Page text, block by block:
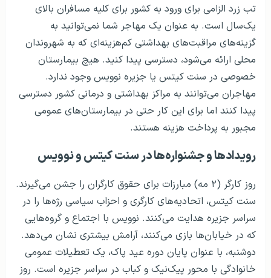
تب زرد الزامی برای ورود به کشور برای کلیه مسافران بالای
یک‌سال است. به عنوان یک مهاجر شما نمی‌توانید به
گزینه‌های مراقبت‌های بهداشتی کم‌هزینه‌ای که به شهروندان
محلی ارائه می‌شود، دسترسی پیدا کنید. هیچ بیمارستان
خصوصی در سنت کیتس یا جزیره نوویس وجود ندارد.
مهاجران می‌توانند به مراکز بهداشتی و درمانی کشور دسترسی
پیدا کنند اما برای این کار حتی در بیمارستان‌های عمومی
مجبور به پرداخت هزینه هستند.
رویدادها و جشنواره‌ها در سنت کیتس و نوویس
روز کارگر (۲ مه) مبارزات برای حقوق کارگران را جشن می‌گیرند.
سنت کیتس، اتحادیه‌های کارگری و احزاب سیاسی رژه‌ها را در
سراسر جزیره هدایت می‌کنند. نوویس با اجتماع و گروه‌هایی
که در خیابان‌ها بازی می‌کنند، آرامش بیشتری نشان می‌دهد.
دوشنبه، با عنوان پایان دوره عید پاک، یک تعطیلات عمومی
خانوادگی با محور پیک‌نیک و کباب در سراسر جزیره است. روز